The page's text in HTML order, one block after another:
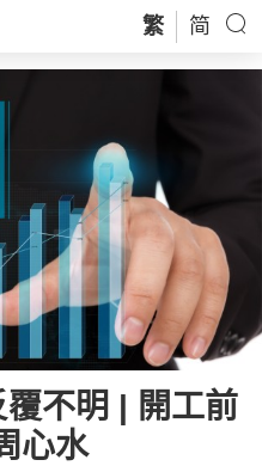
繁 简
不明 | 開工前
心水